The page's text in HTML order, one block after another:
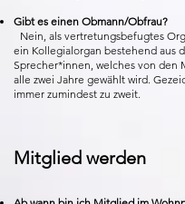
Gibt es einen Obmann/Obfrau?
Nein, als vertretungsbefugtes
ein Kollegialorgan bestehend aus
Sprecher*innen, welches von den
alle zwei Jahre gewählt wird.
immer zumindest zu zweit.
Mitglied werden